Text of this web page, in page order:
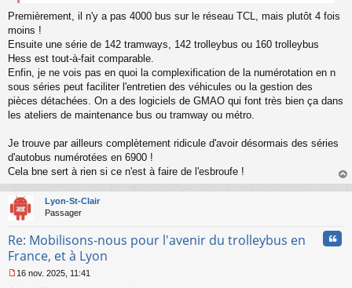
n
u
Premièrement, il n'y a pas 4000 bus sur le réseau TCL, mais plutôt 4 fois
moins !
Ensuite une série de 142 tramways, 142 trolleybus ou 160 trolleybus
Hess est tout-à-fait comparable.
Enfin, je ne vois pas en quoi la complexification de la numérotation en n
sous séries peut faciliter l'entretien des véhicules ou la gestion des
pièces détachées. On a des logiciels de GMAO qui font très bien ça dans
les ateliers de maintenance bus ou tramway ou métro.
Je trouve par ailleurs complètement ridicule d'avoir désormais des séries
d'autobus numérotées en 6900 !
Cela bne sert à rien si ce n'est à faire de l'esbroufe !
au
Lyon-St-Clair
Passager
Re: Mobilisons-nous pour l'avenir du trolleybus en
France, et à Lyon
16 nov. 2025, 11:41